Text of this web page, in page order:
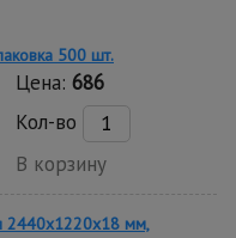
500 шт.
Цена: 686
Кол-во
В корзину
2440х1220х18 мм,